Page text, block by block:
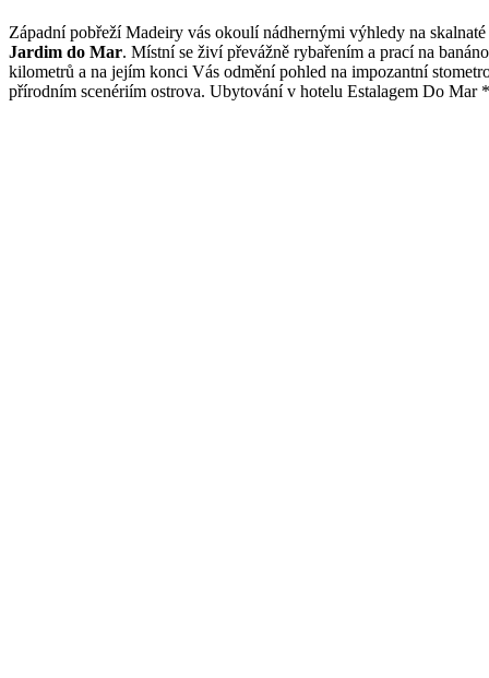
Západní pobřeží Madeiry vás okoulí nádhernými výhledy na
Jardim do Mar. Místní se živí převážně rybařením a prací na
kilometrů a na jejím konci Vás odmění pohled na impozantní
přírodním scenériím ostrova. Ubytování v hotelu Estalagem Do Mar